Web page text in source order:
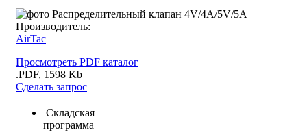
Производитель:
AirTac
Просмотреть PDF каталог
.PDF, 1598 Kb
Сделать запрос
Складская
программа